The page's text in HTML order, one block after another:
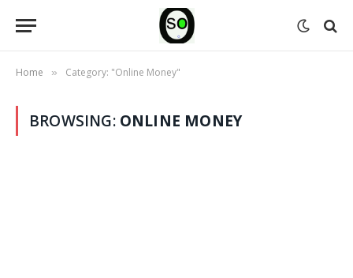
Home » Category: "Online Money"
BROWSING: ONLINE MONEY